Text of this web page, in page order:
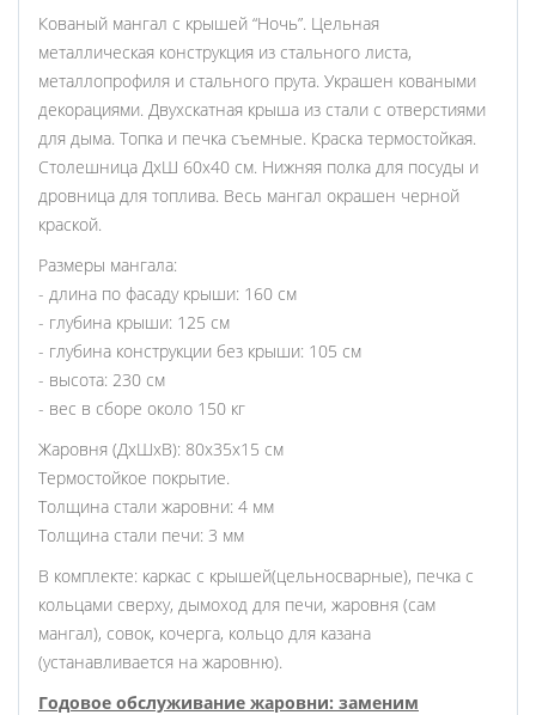
Кованый мангал с крышей “Ночь”. Цельная
металлическая конструкция из стального листа,
металлопрофиля и стального прута. Украшен коваными
декорациями. Двухскатная крыша из стали с отверстиями
для дыма. Топка и печка съемные. Краска термостойкая.
Столешница ДхШ 60х40 см. Нижняя полка для посуды и
дровница для топлива. Весь мангал окрашен черной
краской.
Размеры мангала:
- длина по фасаду крыши: 160 см
- глубина крыши: 125 см
- глубина конструкции без крыши: 105 см
- высота: 230 см
- вес в сборе около 150 кг
Жаровня (ДхШхВ): 80х35х15 см
Термостойкое покрытие.
Толщина стали жаровни: 4 мм
Толщина стали печи: 3 мм
В комплекте: каркас с крышей(цельносварные), печка с
кольцами сверху, дымоход для печи, жаровня (сам
мангал), совок, кочерга, кольцо для казана
(устанавливается на жаровню).
Годовое обслуживание жаровни: заменим